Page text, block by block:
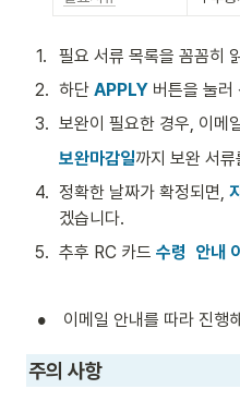
1.
필요 서류 목록을 꼼꼼히
2. 하단 APPLY 버튼을 눌러
3. 보완이 필요한 경우, 이메
보완마감일까지 보완 서
4. 정확한 날짜가 확정되면,
겠습니다.
5. 추후 RC 카드 수령  안내
• 이메일 안내를 따라 진행
주의 사항